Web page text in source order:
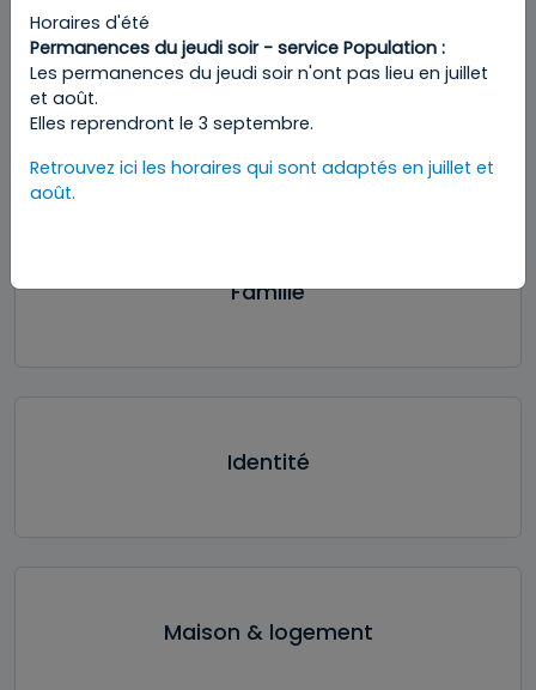
Environnement
Famille
Identité
Maison & logement
Horaires d'été
Permanences du jeudi soir - service Population :
Les permanences du jeudi soir n'ont pas lieu en juillet
et août.
Elles reprendront le 3 septembre.
Retrouvez ici les horaires qui sont adaptés en juillet et
août.